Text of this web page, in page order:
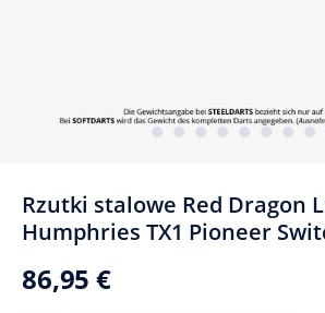
Rzutki stalowe Red Dragon
Humphries TX1 Pioneer
86,95 €